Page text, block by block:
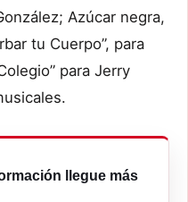
Azúcar negra,
tu Cuerpo”, para
para Jerry
llegue más